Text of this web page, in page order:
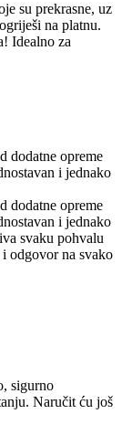
su prekrasne, uz
na platnu.
Idealno za
dodatne opreme
i jednako
dodatne opreme
i jednako
svaku pohvalu
odgovor na svako
sigurno
Naručit ću još